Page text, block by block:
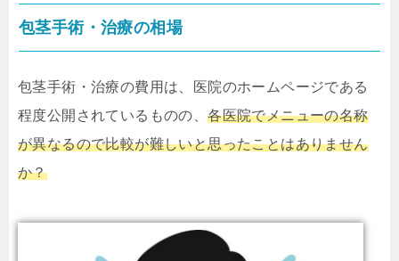
包茎手術・治療の相場
包茎手術・治療の費用は、医院のホームページである
程度公開されているものの、各医院でメニューの名称
が異なるので比較が難しいと思ったことはありません
か？